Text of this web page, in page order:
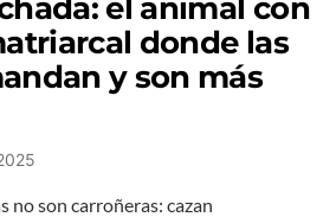
donde las
y son más
no son carroñeras: cazan